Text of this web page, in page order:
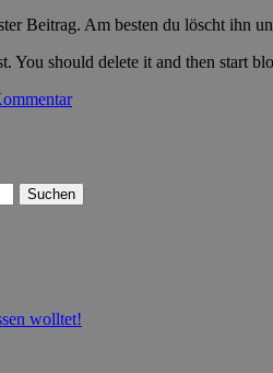
Beitrag. Am besten du löscht ihn
You should delete it and then start
wolltet!